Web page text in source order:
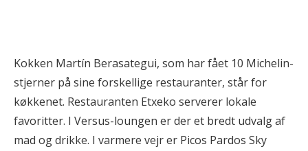
Kokken Martín Berasategui, som har fået 10 Michelin-
stjerner på sine forskellige restauranter, står for
køkkenet. Restauranten Etxeko serverer lokale
favoritter. I Versus-loungen er der et bredt udvalg af
mad og drikke. I varmere vejr er Picos Pardos Sky